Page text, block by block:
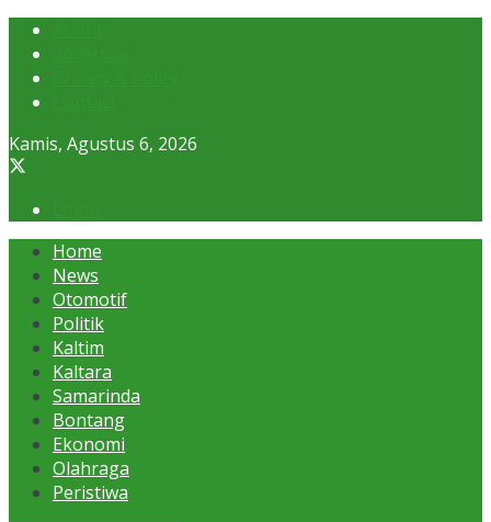
Kamis, Agustus 6, 2026
Home
News
Otomotif
Politik
Kaltim
Kaltara
Samarinda
Bontang
Ekonomi
Olahraga
Peristiwa